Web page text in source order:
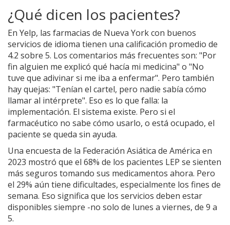
¿Qué dicen los pacientes?
En Yelp, las farmacias de Nueva York con buenos
servicios de idioma tienen una calificación promedio de
4.2 sobre 5. Los comentarios más frecuentes son: "Por
fin alguien me explicó qué hacía mi medicina" o "No
tuve que adivinar si me iba a enfermar". Pero también
hay quejas: "Tenían el cartel, pero nadie sabía cómo
llamar al intérprete". Eso es lo que falla: la
implementación. El sistema existe. Pero si el
farmacéutico no sabe cómo usarlo, o está ocupado, el
paciente se queda sin ayuda.
Una encuesta de la Federación Asiática de América en
2023 mostró que el 68% de los pacientes LEP se sienten
más seguros tomando sus medicamentos ahora. Pero
el 29% aún tiene dificultades, especialmente los fines de
semana. Eso significa que los servicios deben estar
disponibles siempre -no solo de lunes a viernes, de 9 a
5.